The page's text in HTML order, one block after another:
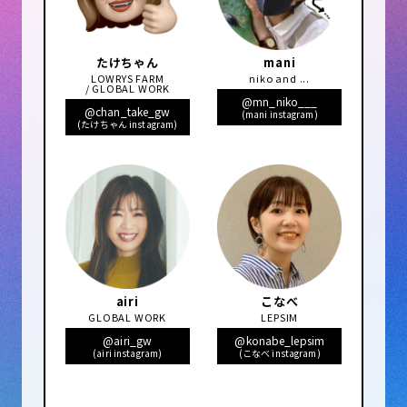
たけちゃん
LOWRYS FARM
/ GLOBAL WORK
@chan_take_gw
(たけちゃん instagram)
mani
niko and ...
@mn_niko___
(mani instagram)
airi
GLOBAL WORK
@airi_gw
(airi instagram)
こなべ
LEPSIM
@konabe_lepsim
(こなべ instagram)